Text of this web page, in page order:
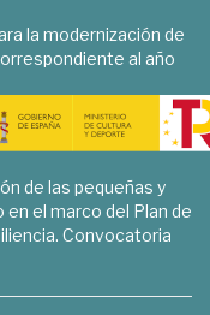
la modernización de
al año
de las pequeñas y
el marco del Plan de
Convocatoria